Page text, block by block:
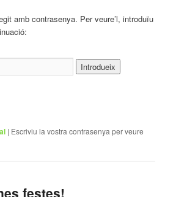
amb contrasenya. Per veure’l, introduïu
| Escriviu la vostra contrasenya per veure
festes!